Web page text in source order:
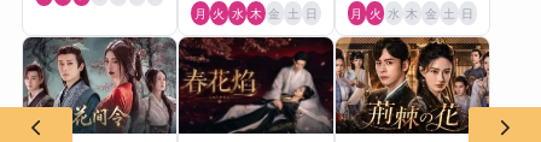
月 火 水 木 金 土 日 月 火 水 木 金 土 日